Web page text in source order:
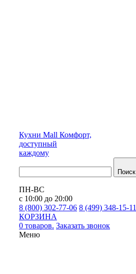
Кухни Mall Комфорт,
доступный
каждому
Поиск
ПН-ВС
с 10:00 до 20:00
8 (800) 302-77-06 8 (499) 348-15-11
КОРЗИНА
0 товаров. Заказать звонок
Меню